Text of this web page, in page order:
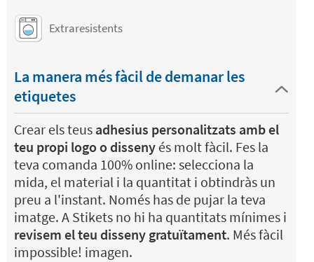
Extraresistents
La manera més fàcil de demanar les
etiquetes
Crear els teus adhesius personalitzats amb el
teu propi logo o disseny és molt fàcil. Fes la
teva comanda 100% online: selecciona la
mida, el material i la quantitat i obtindràs un
preu a l'instant. Només has de pujar la teva
imatge. A Stikets no hi ha quantitats mínimes i
revisem el teu disseny gratuïtament. Més fàcil
impossible! imagen.